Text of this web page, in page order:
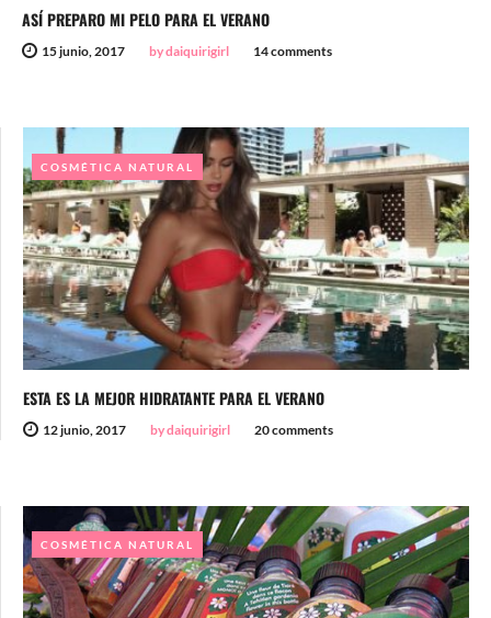
ASÍ PREPARO MI PELO PARA EL VERANO
15 junio, 2017 by daiquirigirl 14 comments
ESTA ES LA MEJOR HIDRATANTE PARA EL VERANO
12 junio, 2017 by daiquirigirl 20 comments
COSMÉTICA NATURAL
COSMÉTICA NATURAL